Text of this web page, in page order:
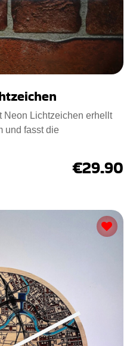
Neon Lichtzeichen erhellt
und fasst die
€29.90